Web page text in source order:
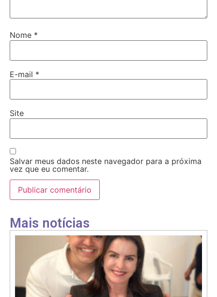
Nome *
E-mail *
Site
Salvar meus dados neste navegador para a próxima
vez que eu comentar.
Mais notícias